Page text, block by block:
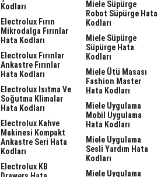
Kodları
Electrolux Fırın
Mikrodalga Fırınlar
Hata Kodları
Electrolux Fırınlar
Ankastre Fırınlar
Hata Kodları
Electrolux Isıtma Ve
Soğutma Klimalar
Hata Kodları
Electrolux Kahve
Makinesi Kompakt
Ankastre Seri Hata
Kodları
Electrolux KB
Miele Süpürge
Robot Süpürge Hata
Kodları
Miele Süpürge
Süpürge Hata
Kodları
Miele Ütü Masası
Fashion Master
Hata Kodları
Miele Uygulama
Mobil Uygulama
Hata Kodları
Miele Uygulama
Sesli Yardım Hata
Kodları
Miele Uygulama